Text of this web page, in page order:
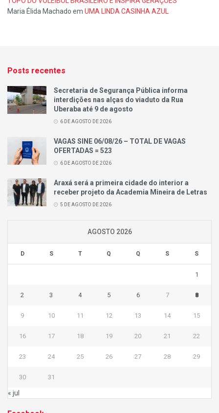
Maria Élida Machado em UMA LINDA CASINHA AZUL
Posts recentes
Secretaria de Segurança Pública informa
interdições nas alças do viaduto da Rua
Uberaba até 9 de agosto
6 DE AGOSTO DE 2026
VAGAS SINE 06/08/26 – TOTAL DE VAGAS
OFERTADAS = 523
6 DE AGOSTO DE 2026
Araxá será a primeira cidade do interior a
receber projeto da Academia Mineira de Letras
5 DE AGOSTO DE 2026
AGOSTO 2026
D S T Q Q S S
1
2 3 4 5 6 7 8
9 10 11 12 13 14 15
16 17 18 19 20 21 22
23 24 25 26 27 28 29
30 31
« jul